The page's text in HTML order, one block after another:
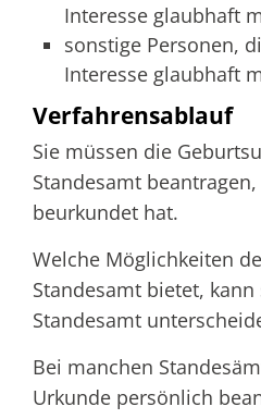
Interesse glaubhaft
sonstige Personen,
Interesse glaubhaft
Verfahrensablauf
Sie müssen die
Standesamt
beurkundet hat.
Welche Möglichkeiten
Standesamt bietet, kann
Standesamt
Bei manchen
Urkunde persönlich